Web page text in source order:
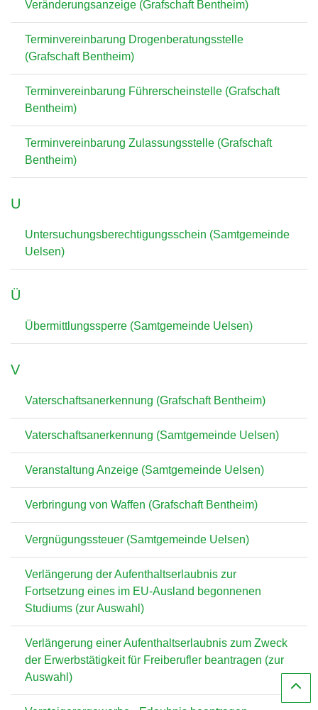
Veränderungsanzeige (Grafschaft Bentheim)
Terminvereinbarung Drogenberatungsstelle
(Grafschaft Bentheim)
Terminvereinbarung Führerscheinstelle (Grafschaft
Bentheim)
Terminvereinbarung Zulassungsstelle (Grafschaft
Bentheim)
U
Untersuchungsberechtigungsschein (Samtgemeinde
Uelsen)
Ü
Übermittlungssperre (Samtgemeinde Uelsen)
V
Vaterschaftsanerkennung (Grafschaft Bentheim)
Vaterschaftsanerkennung (Samtgemeinde Uelsen)
Veranstaltung Anzeige (Samtgemeinde Uelsen)
Verbringung von Waffen (Grafschaft Bentheim)
Vergnügungssteuer (Samtgemeinde Uelsen)
Verlängerung der Aufenthaltserlaubnis zur
Fortsetzung eines im EU-Ausland begonnenen
Studiums (zur Auswahl)
Verlängerung einer Aufenthaltserlaubnis zum Zweck
der Erwerbstätigkeit für Freiberufler beantragen (zur
Auswahl)